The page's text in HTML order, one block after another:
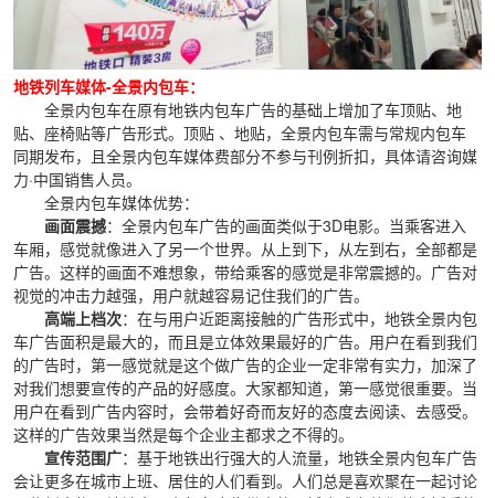
地铁列车媒体-全景内包车：
全景内包车在原有地铁内包车广告的基础上增加了车顶贴、地
贴、座椅贴等广告形式。顶贴 、地贴，全景内包车需与常规内包车
同期发布，且全景内包车媒体费部分不参与刊例折扣，具体请咨询媒
力·中国销售人员。
全景内包车媒体优势：
画面震撼：全景内包车广告的画面类似于3D电影。当乘客进入
车厢，感觉就像进入了另一个世界。从上到下，从左到右，全部都是
广告。这样的画面不难想象，带给乘客的感觉是非常震撼的。广告对
视觉的冲击力越强，用户就越容易记住我们的广告。
高端上档次：在与用户近距离接触的广告形式中，地铁全景内包
车广告面积是最大的，而且是立体效果最好的广告。用户在看到我们
的广告时，第一感觉就是这个做广告的企业一定非常有实力，加深了
对我们想要宣传的产品的好感度。大家都知道，第一感觉很重要。当
用户在看到广告内容时，会带着好奇而友好的态度去阅读、去感受。
这样的广告效果当然是每个企业主都求之不得的。
宣传范围广：基于地铁出行强大的人流量，地铁全景内包车广告
会让更多在城市上班、居住的人们看到。人们总是喜欢聚在一起讨论